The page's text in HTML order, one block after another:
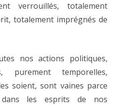
verrouillés, totalement
totalement imprégnés de
nos actions politiques,
purement temporelles,
soient, sont vaines parce
les esprits de nos